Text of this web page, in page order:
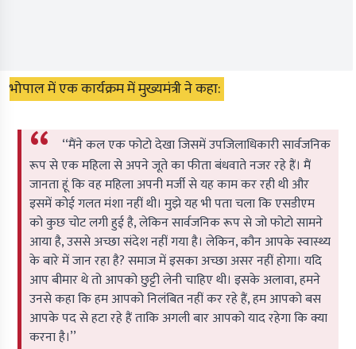
भोपाल में एक कार्यक्रम में मुख्यमंत्री ने कहा:
‘‘मैंने कल एक फोटो देखा जिसमें उपजिलाधिकारी सार्वजनिक
रूप से एक महिला से अपने जूते का फीता बंधवाते नजर रहे हैं। मैं
जानता हूं कि वह महिला अपनी मर्जी से यह काम कर रही थी और
इसमें कोई गलत मंशा नहीं थी। मुझे यह भी पता चला कि एसडीएम
को कुछ चोट लगी हुई है, लेकिन सार्वजनिक रूप से जो फोटो सामने
आया है, उससे अच्छा संदेश नहीं गया है। लेकिन, कौन आपके स्वास्थ्य
के बारे में जान रहा है? समाज में इसका अच्छा असर नहीं होगा। यदि
आप बीमार थे तो आपको छुट्टी लेनी चाहिए थी। इसके अलावा, हमने
उनसे कहा कि हम आपको निलंबित नहीं कर रहे हैं, हम आपको बस
आपके पद से हटा रहे हैं ताकि अगली बार आपको याद रहेगा कि क्या
करना है।’’